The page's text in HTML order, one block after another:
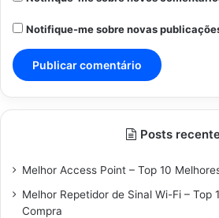
Notifique-me sobre novas
Posts
Melhor Access Point – Top 10
Melhor Repetidor de Sinal Wi-Fi – Top
Compra